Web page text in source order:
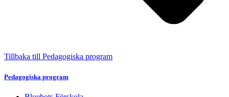
Tillbaka till Pedagogiska program
Pedagogiska program